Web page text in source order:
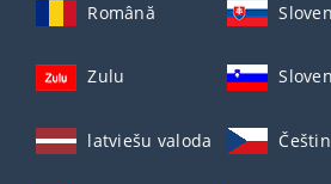
Română
Zulu
latviešu valoda